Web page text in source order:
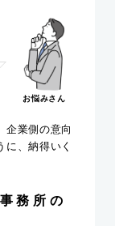
お悩みさん
企業側の意向
に、納得いく
務所の